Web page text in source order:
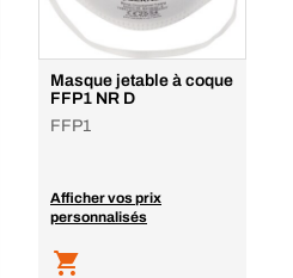
Masque jetable à coque
FFP1 NR D
FFP1
Afficher vos prix
personnalisés